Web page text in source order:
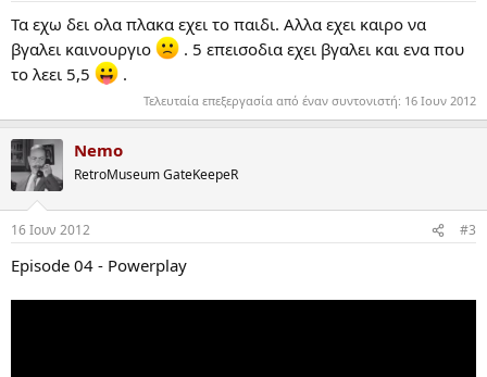
Τα εχω δει ολα πλακα εχει το παιδι. Αλλα εχει καιρο να
βγαλει καινουργιο
. 5 επεισοδια εχει βγαλει και ενα που
το λεει 5,5
.
Τελευταία επεξεργασία από έναν συντονιστή: 16 Ιουν 2012
Nemo
RetroMuseum GateKeepeR
16 Ιουν 2012 #3
Episode 04 - Powerplay